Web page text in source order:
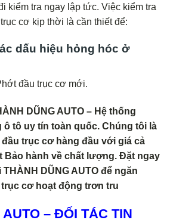
kiểm tra ngay lập tức. Việc kiểm tra
cơ kịp thời là cần thiết để:
dấu hiệu hỏng hóc ở
đầu trục cơ mới.
DŨNG AUTO – Hệ thống
ô tô uy tín toàn quốc. Chúng tôi là
trục cơ hàng đầu với giá cả
Bảo hành về chất lượng. Đặt ngay
DŨNG AUTO để ngăn
cơ hoạt động trơn tru
– ĐỐI TÁC TIN